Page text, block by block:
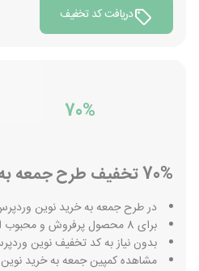
دریافت کد تخفیف
70%
70% تخفیف طرح جمعه به خرید نوین وردپرس
در طرح جمعه به خرید نوین وردپرس 70% تخفیف
برای 8 محصول پرفروش و محبوب از قالب و افزونه وردپرس
بدون نیاز به کد تخفیف نوین
مشاهده کمپین جمعه به خرید